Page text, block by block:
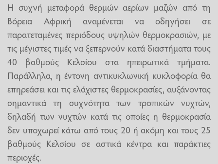
Η συχνή μεταφορά θερμών αερίων μαζών από τη
Βόρεια Αφρική αναμένεται να οδηγήσει σε
παρατεταμένες περιόδους υψηλών θερμοκρασιών, με
τις μέγιστες τιμές να ξεπερνούν κατά διαστήματα τους
40 βαθμούς Κελσίου στα ηπειρωτικά τμήματα.
Παράλληλα, η έντονη αντικυκλωνική κυκλοφορία θα
επηρεάσει και τις ελάχιστες θερμοκρασίες, αυξάνοντας
σημαντικά τη συχνότητα των τροπικών νυχτών,
δηλαδή των νυχτών κατά τις οποίες η θερμοκρασία
δεν υποχωρεί κάτω από τους 20 ή ακόμη και τους 25
βαθμούς Κελσίου σε αστικά κέντρα και παράκτιες
περιοχές.